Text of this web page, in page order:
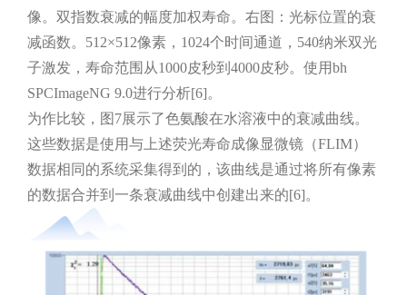
像。双指数衰减的幅度加权寿命。右图：光标位置的衰
减函数。512×512像素，1024个时间通道，540纳米双光
子激发，寿命范围从1000皮秒到4000皮秒。使用bh
SPCImageNG 9.0进行分析[6]。
为作比较，图7展示了色氨酸在水溶液中的衰减曲线。
这些数据是使用与上述荧光寿命成像显微镜（FLIM）
数据相同的系统采集得到的，该曲线是通过将所有像素
的数据合并到一条衰减曲线中创建出来的[6]。